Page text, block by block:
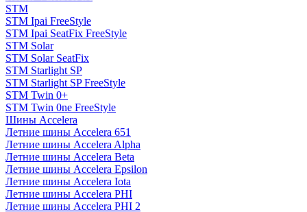
STM
STM Ipai FreeStyle
STM Ipai SeatFix FreeStyle
STM Solar
STM Solar SeatFix
STM Starlight SP
STM Starlight SP FreeStyle
STM Twin 0+
STM Twin 0ne FreeStyle
Шины Accelera
Летние шины Accelera 651
Летние шины Accelera Alpha
Летние шины Accelera Beta
Летние шины Accelera Epsilon
Летние шины Accelera Iota
Летние шины Accelera PHI
Летние шины Accelera PHI 2